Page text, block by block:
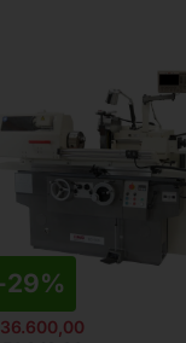
29%
36.600,00